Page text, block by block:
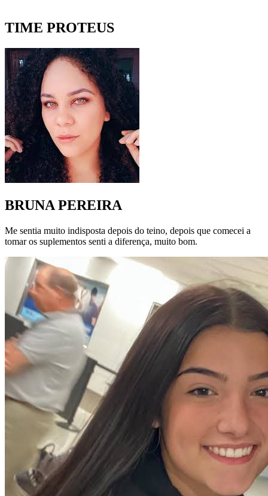
TIME PROTEUS
BRUNA PEREIRA
Me sentia muito indisposta depois do teino, depois que comecei a
tomar os suplementos senti a diferença, muito bom.